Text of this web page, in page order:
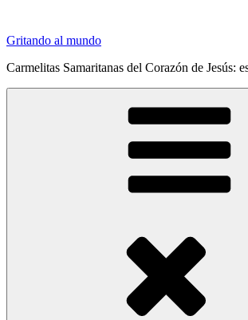
contenido
Gritando al mundo
Carmelitas Samaritanas del Corazón de Jesús: